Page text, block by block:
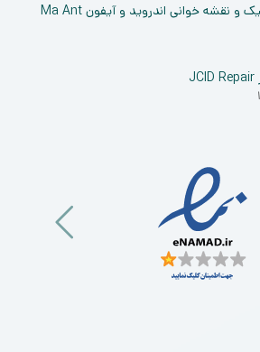
نرم افزار شماتیک و نقشه خوانی اندروید و آیفون Ma Ant